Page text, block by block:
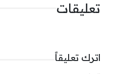
تعليقات
اترك تعليقاً